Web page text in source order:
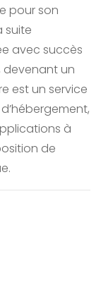
pour son
suite
avec succès
devenant un
est un service
à
de